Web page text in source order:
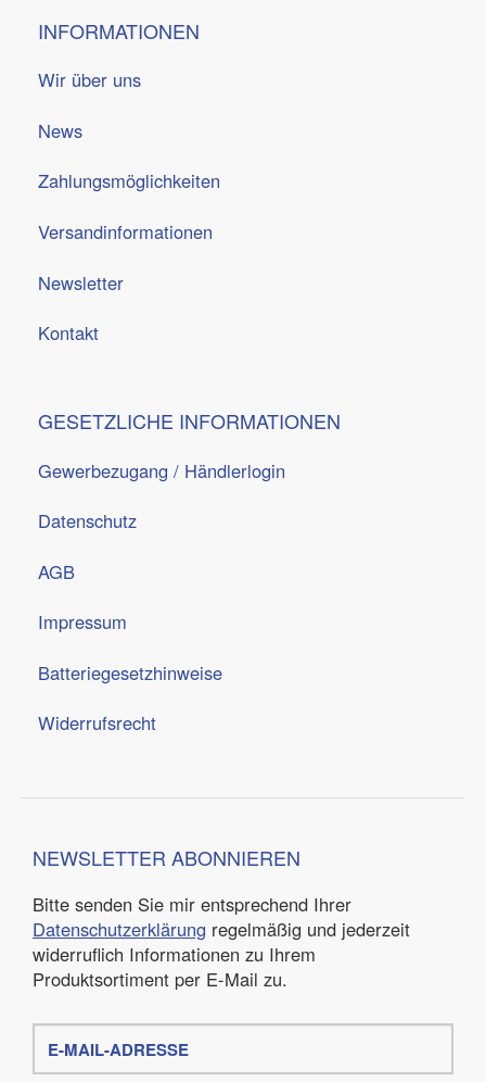
INFORMATIONEN
Wir über uns
News
Zahlungsmöglichkeiten
Versandinformationen
Newsletter
Kontakt
GESETZLICHE INFORMATIONEN
Gewerbezugang / Händlerlogin
Datenschutz
AGB
Impressum
Batteriegesetzhinweise
Widerrufsrecht
NEWSLETTER ABONNIEREN
Bitte senden Sie mir entsprechend Ihrer
Datenschutzerklärung regelmäßig und jederzeit
widerruflich Informationen zu Ihrem
Produktsortiment per E-Mail zu.
E-
Mail-
Adresse